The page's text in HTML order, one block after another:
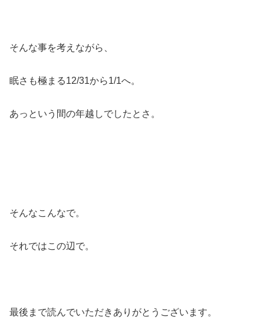
そんな事を考えながら、
眠さも極まる12/31から1/1へ。
あっという間の年越しでしたとさ。
そんなこんなで。
それではこの辺で。
最後まで読んでいただきありがとうございます。